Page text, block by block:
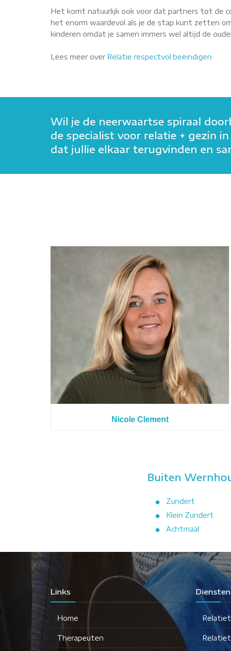
Het komt natuurlijk ook voor dat partners tot de
het enorm waardevol als je de stap kunt zetten
kinderen omdat je samen immers wel altijd de
Lees meer over Relatie respectvol beëindigen
Wil je de neerwaartse spiraal
de specialist voor relatie + gezin
dat jullie elkaar terugvinden en
Nicole Clement
Buiten
Zundert
Klein Zundert
Achtmaal
Links
Home
Therapeuten
Diensten